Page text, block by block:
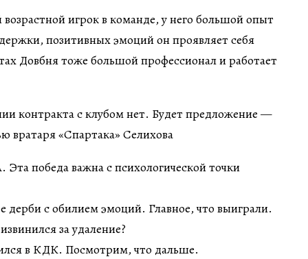
игрок в команде, у него большой опыт
позитивных эмоций он проявляет себя
Довбня тоже большой профессионал и работает
победа важна с психологической точки
дерби с обилием эмоций. Главное, что выиграли.
за удаление?
в КДК. Посмотрим, что дальше.